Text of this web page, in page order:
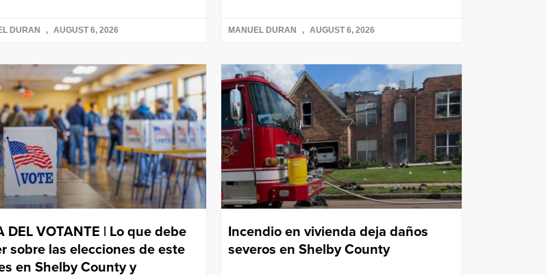
DURAN AUGUST 6, 2026 MANUEL DURAN AUGUST 6, 2026
DEL VOTANTE | Lo que debe
sobre las elecciones de este
en Shelby County y
Incendio en vivienda deja daños
severos en Shelby County